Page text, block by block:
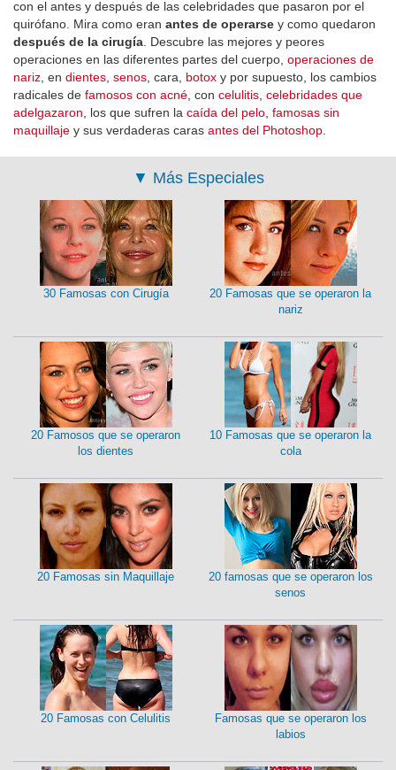
con el antes y después de las celebridades que pasaron por el
quirófano. Mira como eran antes de operarse y como quedaron
después de la cirugía . Descubre las mejores y peores
operaciones en las diferentes partes del cuerpo, operaciones de
nariz , en dientes senos , cara, botox y por supuesto, los cambios
radicales de famosos con acné , con celulitis celebridades que
adelgazaron , los que sufren la caída del pelo famosas sin
maquillaje y sus verdaderas caras antes del Photoshop
▼ Más Especiales
30 Famosas con Cirugía
20 Famosas que se operaron la
nariz
20 Famosos que se operaron
los dientes
10 Famosas que se operaron la
cola
20 Famosas sin Maquillaje
20 famosas que se operaron los
senos
20 Famosas con Celulitis
Famosas que se operaron los
labios